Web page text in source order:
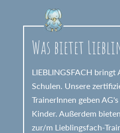
Was bietet
LIEBLINGSFACH bringt
Schulen. Unsere
TrainerInnen geben
Kinder. Außerdem
zur/m Lieblingsfach-